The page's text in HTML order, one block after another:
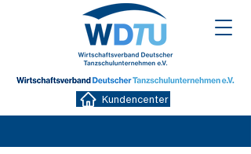
Kundencenter